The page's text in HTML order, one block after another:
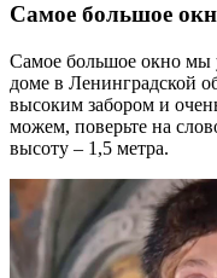
Самое большое
Самое большое окно мы
доме в Ленинградской
высоким забором и
можем, поверьте на
высоту – 1,5 метра.